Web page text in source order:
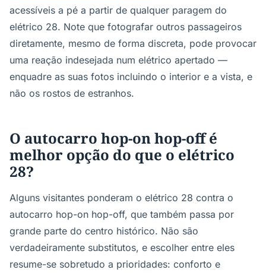
acessíveis a pé a partir de qualquer paragem do
elétrico 28. Note que fotografar outros passageiros
diretamente, mesmo de forma discreta, pode provocar
uma reação indesejada num elétrico apertado —
enquadre as suas fotos incluindo o interior e a vista, e
não os rostos de estranhos.
O autocarro hop-on hop-off é
melhor opção do que o elétrico
28?
Alguns visitantes ponderam o elétrico 28 contra o
autocarro hop-on hop-off, que também passa por
grande parte do centro histórico. Não são
verdadeiramente substitutos, e escolher entre eles
resume-se sobretudo a prioridades: conforto e